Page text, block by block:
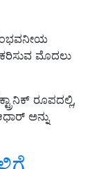
ಮೊದಲು
ರೂಪದಲ್ಲಿ,
ಅನ್ನು